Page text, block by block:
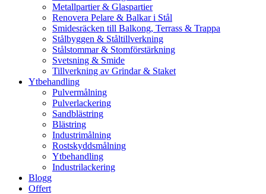
Metallpartier & Glaspartier
Renovera Pelare & Balkar i Stål
Smidesräcken till Balkong, Terrass & Trappa
Stålbyggen & Ståltillverkning
Stålstommar & Stomförstärkning
Svetsning & Smide
Tillverkning av Grindar & Staket
Ytbehandling
Pulvermålning
Pulverlackering
Sandblästring
Blästring
Industrimålning
Rostskyddsmålning
Ytbehandling
Industrilackering
Blogg
Offert